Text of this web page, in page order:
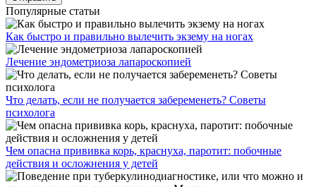
Популярные статьи
Как быстро и правильно вылечить экзему на ногах
Лечение эндометриоза лапароскопией
Что делать, если не получается забеременеть? Советы
психолога
Чем опасна прививка корь, краснуха, паротит: побочные
действия и осложнения у детей